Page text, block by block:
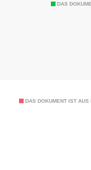
DAS
DAS DOKUMENT IST AUS